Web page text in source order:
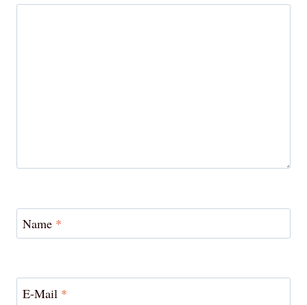
Name *
E-Mail *